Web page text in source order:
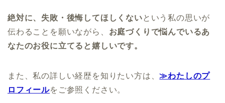
絶対に、失敗・後悔してほしくないという私の思いが
伝わることを願いながら、 お庭づくりで悩んでいるあ
なたのお役に立てると嬉しいです。
また、私の詳しい経歴を知りたい方は、≫わたしのプ
ロフィールをご参照ください。